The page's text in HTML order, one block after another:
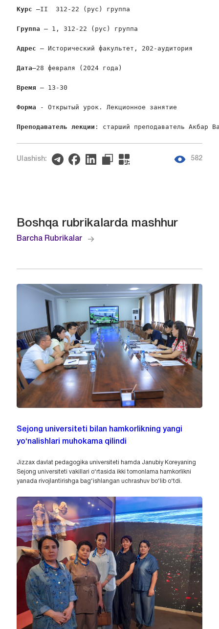
Курс –II  312-22 (рус) группа
Группа – 1, 312-22 (рус) группа
Адрес – Исторический факультет, 202-аудитория
Дата–28 февраля (2024 года)
Время – 13-30
Форма - Открытый урок. Лекционное занятие
Преподаватель лекции : старший преподаватель Акбар
Ulashish: 582
Boshqa rubrikalarda mashhur
Barcha Rubrikalar
Sejong universiteti bilan hamkorlikning yangi
yo‘nalishlari muhokama qilindi
Jizzax davlat pedagogika universiteti hamda Janubiy Koreyaning
Sejong universiteti vakillari o‘rtasida ikki tomonlama hamkorlikni
yanada rivojlantirishga bag‘ishlangan uchrashuv bo‘lib o‘tdi.